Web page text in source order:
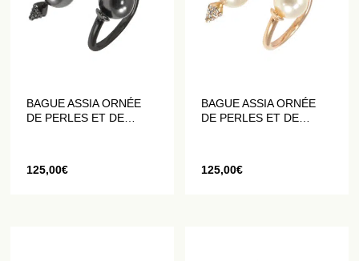
BAGUE ASSIA ORNÉE
DE PERLES ET DE
125,00€
BAGUE ASSIA ORNÉE
DE PERLES ET DE
125,00€